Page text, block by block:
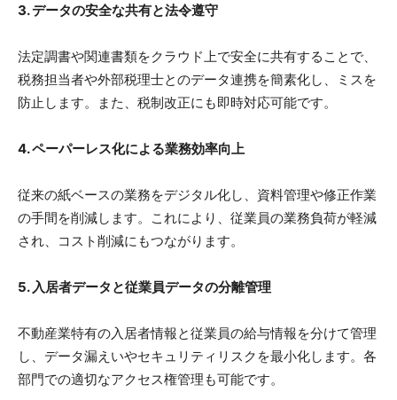
3. データの安全な共有と法令遵守
法定調書や関連書類をクラウド上で安全に共有することで、
税務担当者や外部税理士とのデータ連携を簡素化し、ミスを
防止します。また、税制改正にも即時対応可能です。
4. ペーパーレス化による業務効率向上
従来の紙ベースの業務をデジタル化し、資料管理や修正作業
の手間を削減します。これにより、従業員の業務負荷が軽減
され、コスト削減にもつながります。
5. 入居者データと従業員データの分離管理
不動産業特有の入居者情報と従業員の給与情報を分けて管理
し、データ漏えいやセキュリティリスクを最小化します。各
部門での適切なアクセス権管理も可能です。